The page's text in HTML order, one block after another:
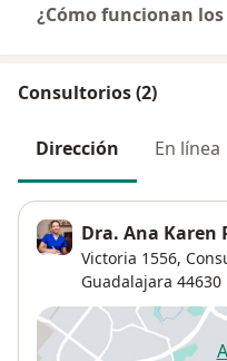
¿Cómo funcionan los
Consultorios (2)
Dirección En línea
Dra. Ana Karen
Victoria 1556,
Guadalajara 44630